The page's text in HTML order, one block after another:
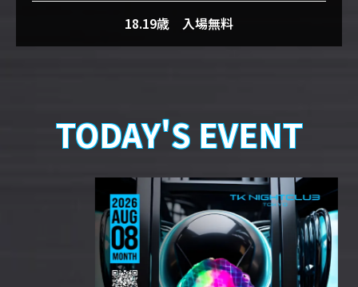
18.19歳 入場無料
TODAY'S EVENT